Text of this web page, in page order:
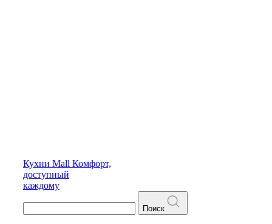
Кухни Mall Комфорт,
доступный
каждому
Поиск